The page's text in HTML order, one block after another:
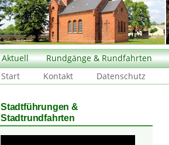
Aktuell Rundgänge & Rundfahrten
Start
Kontakt Datenschutz
Stadtführungen &
Stadtrundfahrten